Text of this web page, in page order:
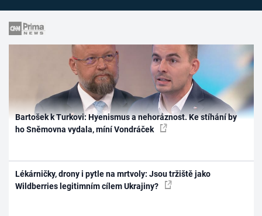
Bartošek k Turkovi: Hyenismus a nehoráznost. Ke stíhání by
ho Sněmovna vydala, míní Vondráček
Lékárničky, drony i pytle na mrtvoly: Jsou tržiště jako
Wildberries legitimním cílem Ukrajiny?